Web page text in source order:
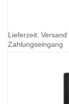
Lieferzeit:
Zahlungseingang